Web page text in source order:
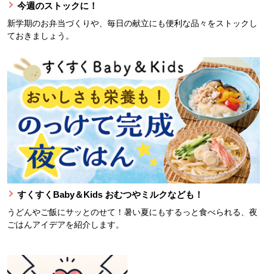
今週のストックに！
新学期のお弁当づくりや、毎日の献立にも便利な品々をストックし
ておきましょう。
すくすくBaby＆Kids おむつやミルクなども！
うどんやご飯にサッとのせて！暑い夏にもするっと食べられる、夜
ごはんアイデアを紹介します。